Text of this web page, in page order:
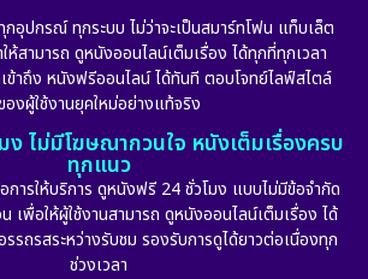
อุปกรณ์ ทุกระบบ ไม่ว่าจะเป็นสมาร์ทโฟน แท็บเล็ต
ห้สามารถ ดูหนังออนไลน์เต็มเรื่อง ได้ทุกที่ทุกเวลา
ข้าถึง หนังฟรีออนไลน์ ได้ทันที ตอบโจทย์ไลฟ์สไตล์
องผู้ใช้งานยุคใหม่อย่างแท้จริง
ง ไม่มีโฆษณากวนใจ หนังเต็มเรื่องครบ
ทุกแนว
ารให้บริการ ดูหนังฟรี 24 ชั่วโมง แบบไม่มีข้อจำกัด
เพื่อให้ผู้ใช้งานสามารถ ดูหนังออนไลน์เต็มเรื่อง ได้
รถรสระหว่างรับชม รองรับการดูได้ยาวต่อเนื่องทุก
ช่วงเวลา